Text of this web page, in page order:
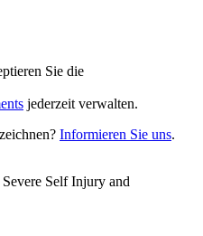
Sie die
jederzeit verwalten.
Informieren Sie uns.
Self Injury and